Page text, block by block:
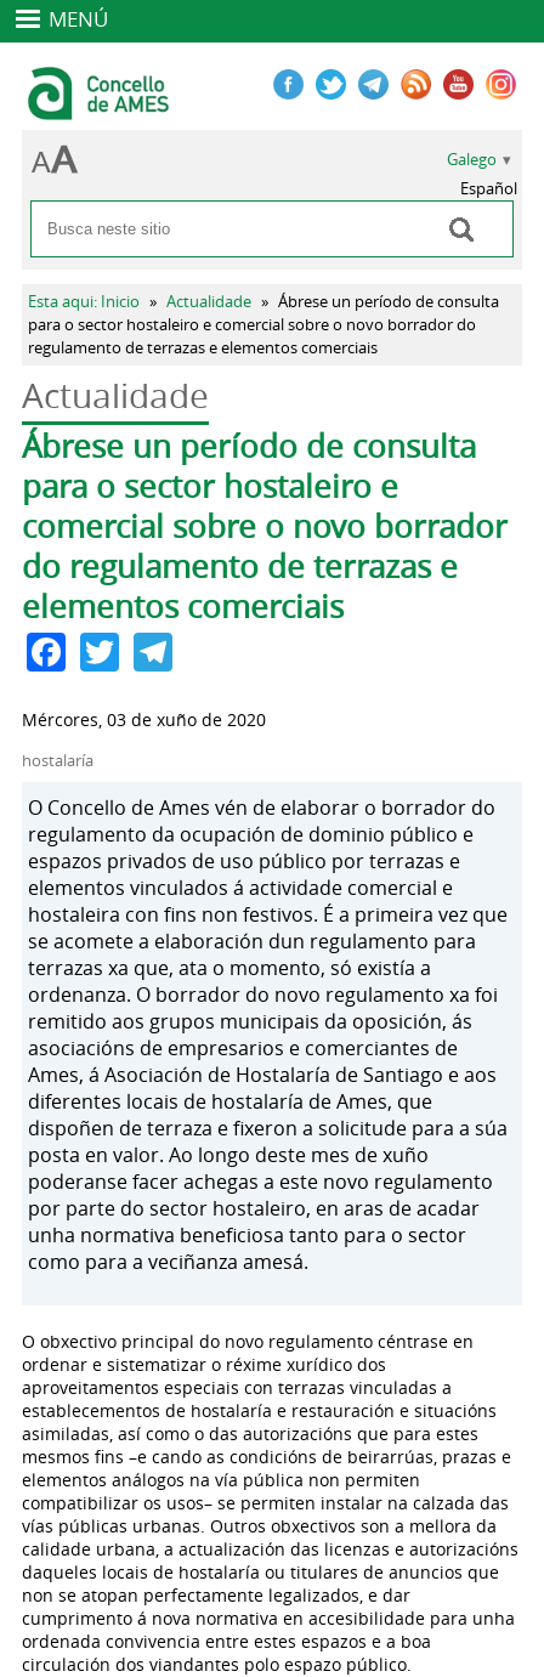
MENÚ
Formulario de busca
Buscar
Galego
Español
Vostede está aquí
Esta aqui: Inicio » Actualidade » Ábrese un período de consulta
para o sector hostaleiro e comercial sobre o novo borrador do
regulamento de terrazas e elementos comerciais
Actualidade
Pestanas principais
Ábrese un período de consulta
para o sector hostaleiro e
comercial sobre o novo borrador
do regulamento de terrazas e
elementos comerciais
Facebook
TwitterTelegram
Mércores, 03 de xuño de 2020
hostalaría
O Concello de Ames vén de elaborar o borrador do
regulamento da ocupación de dominio público e
espazos privados de uso público por terrazas e
elementos vinculados á actividade comercial e
hostaleira con fins non festivos. É a primeira vez que
se acomete a elaboración dun regulamento para
terrazas xa que, ata o momento, só existía a
ordenanza. O borrador do novo regulamento xa foi
remitido aos grupos municipais da oposición, ás
asociacións de empresarios e comerciantes de
Ames, á Asociación de Hostalaría de Santiago e aos
diferentes locais de hostalaría de Ames, que
dispoñen de terraza e fixeron a solicitude para a súa
posta en valor. Ao longo deste mes de xuño
poderanse facer achegas a este novo regulamento
por parte do sector hostaleiro, en aras de acadar
unha normativa beneficiosa tanto para o sector
como para a veciñanza amesá.
O obxectivo principal do novo regulamento céntrase en
ordenar e sistematizar o réxime xurídico dos
aproveitamentos especiais con terrazas vinculadas a
establecementos de hostalaría e restauración e situacións
asimiladas, así como o das autorizacións que para estes
mesmos fins –e cando as condicións de beirarrúas, prazas e
elementos análogos na vía pública non permiten
compatibilizar os usos– se permiten instalar na calzada das
vías públicas urbanas. Outros obxectivos son a mellora da
calidade urbana, a actualización das licenzas e autorizacións
daqueles locais de hostalaría ou titulares de anuncios que
non se atopan perfectamente legalizados, e dar
cumprimento á nova normativa en accesibilidade para unha
ordenada convivencia entre estes espazos e a boa
circulación dos viandantes polo espazo público.